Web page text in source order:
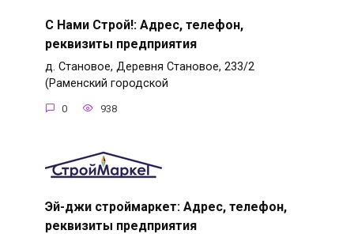
С Нами Строй!: Адрес, телефон,
реквизиты предприятия
д. Становое, Деревня Становое, 233/2
(Раменский городской
0 938
Эй-джи строймаркет: Адрес, телефон,
реквизиты предприятия